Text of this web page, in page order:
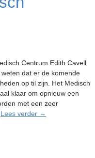
Centrum Edith Cavell
dat er de komende
op til zijn. Het Medisch
klaar om opnieuw een
met een zeer
Lees verder Het
→